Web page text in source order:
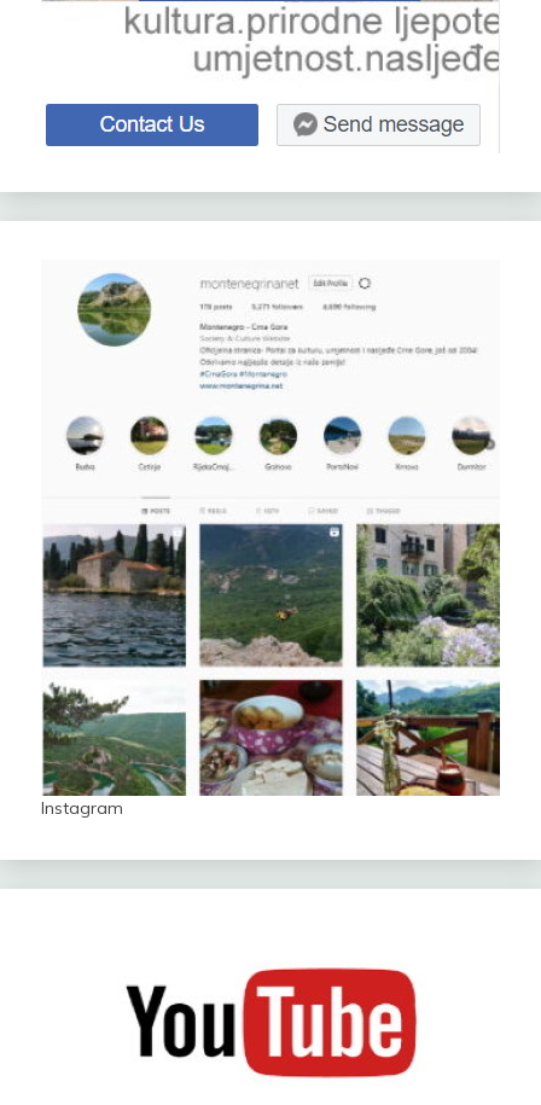
Instagram